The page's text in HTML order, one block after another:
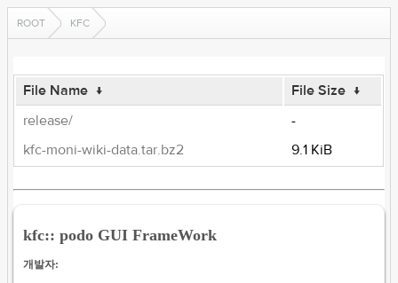
ROOT KFC
File Name ↓ File Size ↓
release/
-
kfc-moni-wiki-data.tar.bz2
9.1 KiB
kfc:: podo GUI FrameWork
개발자: